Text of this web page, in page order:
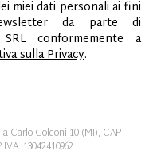
miei dati personali ai fini
da parte di
SRL conformemente a
sulla Privacy.
Carlo Goldoni 10 (MI), CAP
13042410962